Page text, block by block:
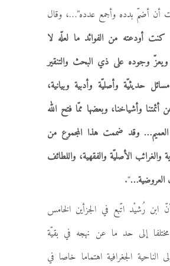
أن أضمّ بدده وأجمع عدده”…، وقال
كنت أودعته من الفوائد ما لعلّه لا
وجوده على ذي البحث والتنقير
حديثيّة وأصليّة وأدبية وبيانية،
وأشياخنا، وبعضها ممّا فتح الله
وقد ضممت هذا المجموع من
والغرائب الأصليّة والفقهية، واللطائف
العروضية…“.
ابن رُشيْد اتّبع في الجزأين الخامس
مختلفا إلى حد ما عن نهجه في بقيّة
الناحية الجغرافية اهتماما خاصا في